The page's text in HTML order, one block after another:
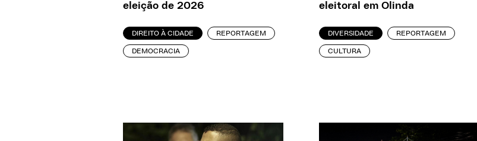
eleição de 2026
DIREITO À CIDADE REPORTAGEM
DEMOCRACIA
eleitoral em Olinda
DIVERSIDADE REPORTAGEM
CULTURA